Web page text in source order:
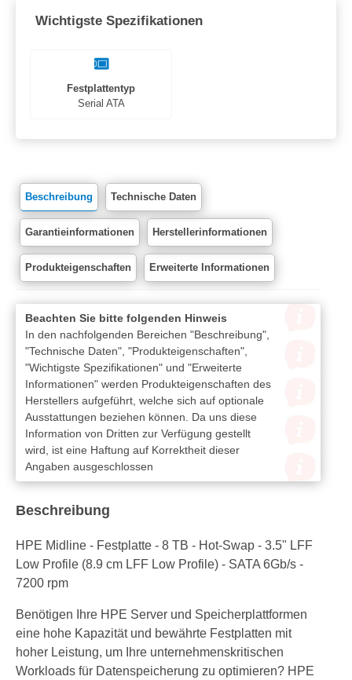
Wichtigste Spezifikationen
Festplattentyp
Serial ATA
Beschreibung Technische Daten
Garantieinformationen Herstellerinformationen
Produkteigenschaften Erweiterte Informationen
Beachten Sie bitte folgenden Hinweis
In den nachfolgenden Bereichen "Beschreibung",
"Technische Daten", "Produkteigenschaften",
"Wichtigste Spezifikationen" und "Erweiterte
Informationen" werden Produkteigenschaften des
Herstellers aufgeführt, welche sich auf optionale
Ausstattungen beziehen können. Da uns diese
Information von Dritten zur Verfügung gestellt
wird, ist eine Haftung auf Korrektheit dieser
Angaben ausgeschlossen
Beschreibung
HPE Midline - Festplatte - 8 TB - Hot-Swap - 3.5" LFF
Low Profile (8.9 cm LFF Low Profile) - SATA 6Gb/s -
7200 rpm
Benötigen Ihre HPE Server und Speicherplattformen
eine hohe Kapazität und bewährte Festplatten mit
hoher Leistung, um Ihre unternehmenskritischen
Workloads für Datenspeicherung zu optimieren? HPE